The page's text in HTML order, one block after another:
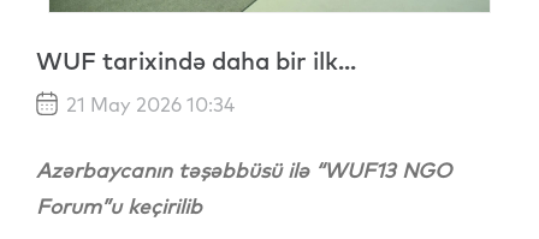
WUF tarixində daha bir ilk...
21 May 2026 10:34
Azərbaycanın təşəbbüsü ilə “WUF13 NGO
Forum”u keçirilib